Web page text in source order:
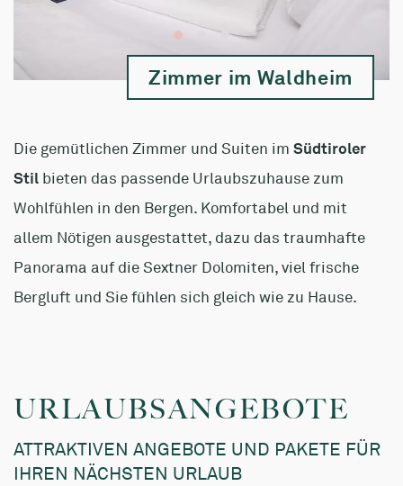
Zimmer im Waldheim
Die gemütlichen Zimmer und Suiten im Südtiroler
Stil bieten das passende Urlaubszuhause zum
Wohlfühlen in den Bergen. Komfortabel und mit
allem Nötigen ausgestattet, dazu das traumhafte
Panorama auf die Sextner Dolomiten, viel frische
Bergluft und Sie fühlen sich gleich wie zu Hause.
URLAUBSANGEBOTE
ATTRAKTIVEN ANGEBOTE UND PAKETE FÜR
IHREN NÄCHSTEN URLAUB